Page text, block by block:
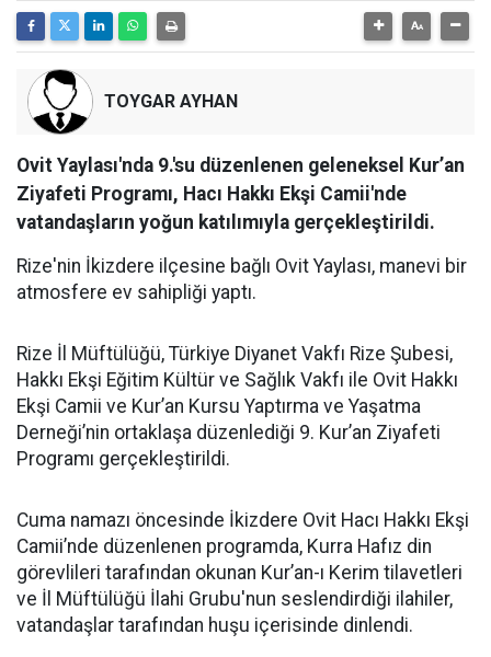
TOYGAR AYHAN
Ovit Yaylası'nda 9.'su düzenlenen geleneksel Kur’an
Ziyafeti Programı, Hacı Hakkı Ekşi Camii'nde
vatandaşların yoğun katılımıyla gerçekleştirildi.
Rize'nin İkizdere ilçesine bağlı Ovit Yaylası, manevi bir
atmosfere ev sahipliği yaptı.
Rize İl Müftülüğü, Türkiye Diyanet Vakfı Rize Şubesi,
Hakkı Ekşi Eğitim Kültür ve Sağlık Vakfı ile Ovit Hakkı
Ekşi Camii ve Kur’an Kursu Yaptırma ve Yaşatma
Derneği’nin ortaklaşa düzenlediği 9. Kur’an Ziyafeti
Programı gerçekleştirildi.
Cuma namazı öncesinde İkizdere Ovit Hacı Hakkı Ekşi
Camii’nde düzenlenen programda, Kurra Hafız din
görevlileri tarafından okunan Kur’an-ı Kerim tilavetleri
ve İl Müftülüğü İlahi Grubu'nun seslendirdiği ilahiler,
vatandaşlar tarafından huşu içerisinde dinlendi.